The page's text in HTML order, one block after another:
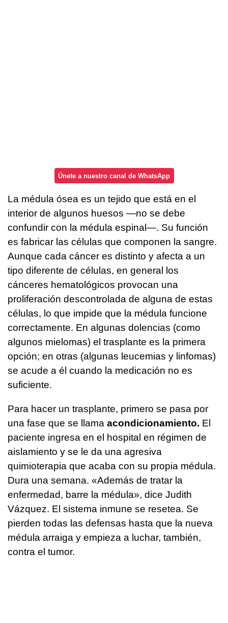
Únete a nuestro canal de WhatsApp
La médula ósea es un tejido que está en el
interior de algunos huesos —no se debe
confundir con la médula espinal—. Su función
es fabricar las células que componen la sangre.
Aunque cada cáncer es distinto y afecta a un
tipo diferente de células, en general los
cánceres hematológicos provocan una
proliferación descontrolada de alguna de estas
células, lo que impide que la médula funcione
correctamente. En algunas dolencias (como
algunos mielomas) el trasplante es la primera
opción; en otras (algunas leucemias y linfomas)
se acude a él cuando la medicación no es
suficiente.
Para hacer un trasplante, primero se pasa por
una fase que se llama acondicionamiento. El
paciente ingresa en el hospital en régimen de
aislamiento y se le da una agresiva
quimioterapia que acaba con su propia médula.
Dura una semana. «Además de tratar la
enfermedad, barre la médula», dice Judith
Vázquez. El sistema inmune se resetea. Se
pierden todas las defensas hasta que la nueva
médula arraiga y empieza a luchar, también,
contra el tumor.